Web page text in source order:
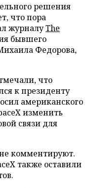
решения
что пора
журналуThe
бывшего
Федорова,
что
к президенту
американского
изменить
связи для
комментируют.
также оставили